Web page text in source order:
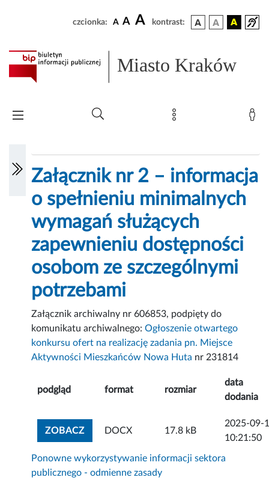
czcionka: A A A kontrast:
Miasto Kraków
Załącznik nr 2 – informacja
o spełnieniu minimalnych
wymagań służących
zapewnieniu dostępności
osobom ze szczególnymi
potrzebami
Załącznik archiwalny nr 606853, podpięty do
komunikatu archiwalnego:Ogłoszenie otwartego
konkursu ofert na realizację zadania pn. Miejsce
Aktywności Mieszkańców Nowa Huta nr 231814
podgląd format rozmiar
data
dodania
ZOBACZZOBACZ ZAŁĄCZNIK
DOCX 17.8 kB
2025-09-
10:21:50
Ponowne wykorzystywanie informacji sektora
publicznego - odmienne zasady